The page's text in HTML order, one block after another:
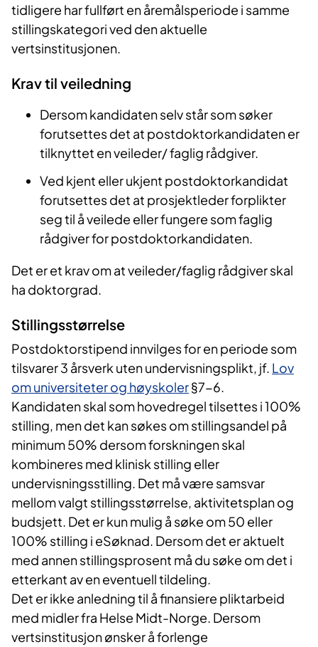
tidligere har fullført en åremålsperiode i samme
stillingskategori ved den aktuelle
vertsinstitusjonen.
Krav til veiledning
Dersom kandidaten selv står som søker
forutsettes det at postdoktorkandidaten er
tilknyttet en veileder/ faglig rådgiver.
Ved kjent eller ukjent postdoktorkandidat
forutsettes det at prosjektleder forplikter
seg til å veilede eller fungere som faglig
rådgiver for postdoktorkandidaten.
Det er et krav om at veileder/faglig rådgiver skal
ha doktorgrad.
Stillingsstørrelse
Postdoktorstipend innvilges for en periode som
tilsvarer 3 årsverk uten undervisningsplikt, jf. Lov
om universiteter og høyskoler§7-6.
Kandidaten skal som hovedregel tilsettes i 100%
stilling, men det kan søkes om stillingsandel på
minimum 50% dersom forskningen skal
kombineres med klinisk stilling eller
undervisningsstilling. Det må være samsvar
mellom valgt stillingsstørrelse, aktivitetsplan og
budsjett. Det er kun mulig å søke om 50 eller
100% stilling i eSøknad. Dersom det er aktuelt
med annen stillingsprosent må du søke om det i
etterkant av en eventuell tildeling.
Det er ikke anledning til å finansiere pliktarbeid
med midler fra Helse Midt-Norge. Dersom
vertsinstitusjon ønsker å forlenge